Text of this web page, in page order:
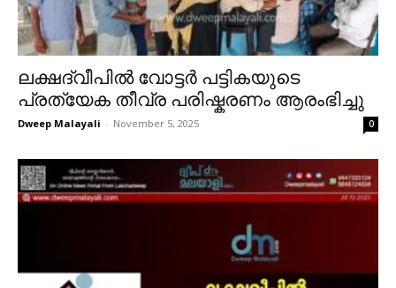
ലക്ഷദ്വീപിൽ വോട്ടർ പട്ടികയുടെ
പ്രത്യേക തീവ്ര പരിഷ്കരണം ആരംഭിച്ചു
Dweep Malayali - November 5, 2025 0